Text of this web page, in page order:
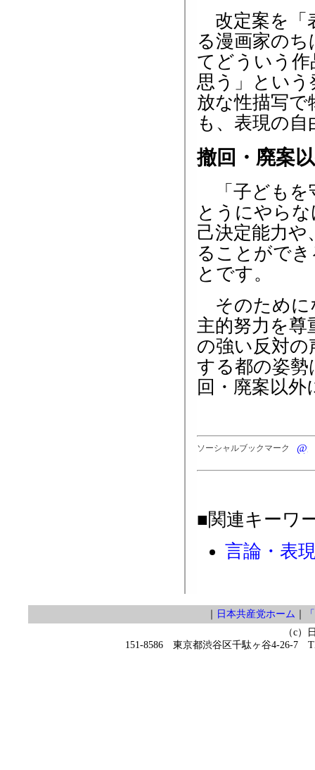
改定案を「
る漫画家の
てどういう
思う」という
放な性描写で
も、表現の
撤回・廃案
「子どもを
とうにやら
己決定能力
ることがで
とです。
そのために
主的努力を
の強い反対
する都の姿
回・廃案以
ソーシャルブックマーク
■関連キーワ
言論・表
日本共産党ホーム
（c）
151-8586 東京都渋谷区千駄ヶ谷4-26-7